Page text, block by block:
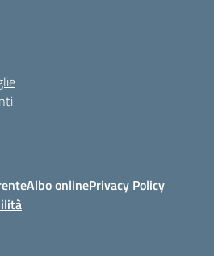
Albo onlinePrivacy Policy